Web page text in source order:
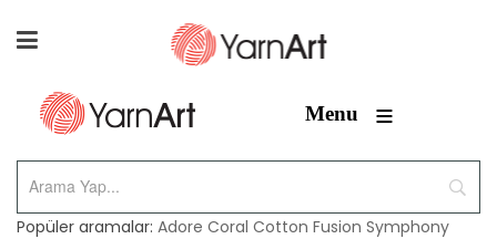
Menu ≡
Popüler aramalar: Adore Coral Cotton Fusion Symphony